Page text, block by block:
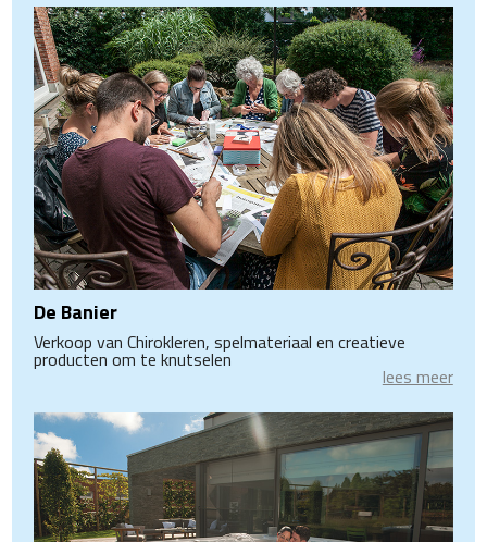
De Banier
Verkoop van Chirokleren, spelmateriaal en creatieve
producten om te knutselen
lees meer